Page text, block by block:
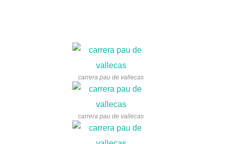
carrera pau de vallecas
carrera pau de vallecas